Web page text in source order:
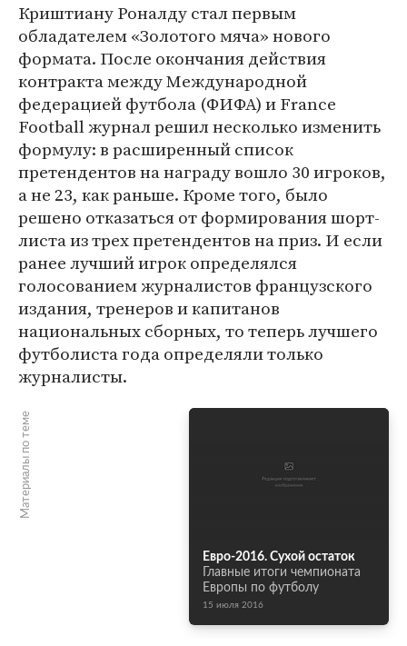
Криштиану Роналду стал первым
обладателем «Золотого мяча» нового
формата. После окончания действия
контракта между Международной
федерацией футбола (ФИФА) и France
Football журнал решил несколько изменить
формулу: в расширенный список
претендентов на награду вошло 30 игроков,
а не 23, как раньше. Кроме того, было
решено отказаться от формирования шорт-
листа из трех претендентов на приз. И если
ранее лучший игрок определялся
голосованием журналистов французского
издания, тренеров и капитанов
национальных сборных, то теперь лучшего
футболиста года определяли только
журналисты.
Материалы по теме
Евро-2016. Сухой остаток
Главные итоги чемпионата
Европы по футболу
15 июля 2016